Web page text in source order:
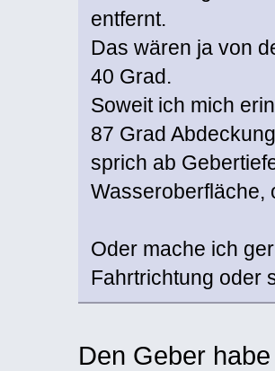
entfernt.
Das wären ja von
40 Grad.
Soweit ich mich
87 Grad
sprich ab
Wasseroberfläche,
Oder mache ich
Fahrtrichtung oder
Den Geber